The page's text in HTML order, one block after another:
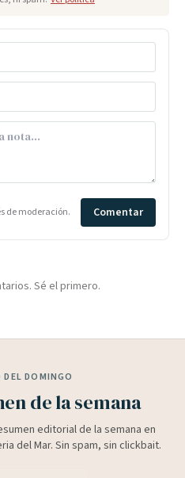
de moderación. Comentar
Sé el primero.
DOMINGO
de la semana
editorial de la semana en
del Mar. Sin spam, sin clickbait.